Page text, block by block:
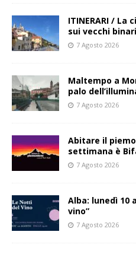
ITINERARI / La
sui vecchi binari
7 Agosto 2026
Maltempo a
palo
7 Agosto 2026
Abitare il
settimana è
7 Agosto 2026
Alba: lunedì 10
vino”
7 Agosto 2026